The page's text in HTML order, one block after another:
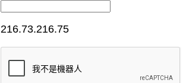
216.73.216.75